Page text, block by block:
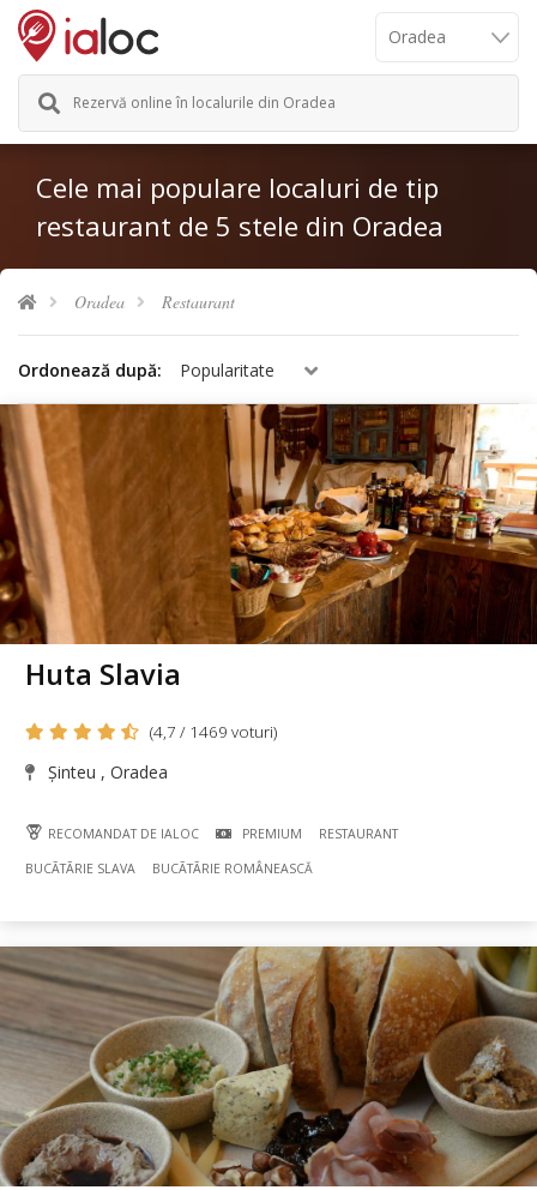
Rezervă online în localurile din Oradea
Cele mai populare localuri de tip
restaurant de 5 stele din Oradea
Oradea Restaurant
Ordonează după: Popularitate
Huta Slavia
(4,7 / 1469 voturi)
Șinteu , Oradea
RECOMANDAT DE IALOC PREMIUM RESTAURANT
BUCÃTÃRIE SLAVA BUCÃTÃRIE ROMÂNEASCĂ